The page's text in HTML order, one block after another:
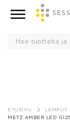
sisältöön
ETUSIVU LAMPUT
METZ AMBER LED